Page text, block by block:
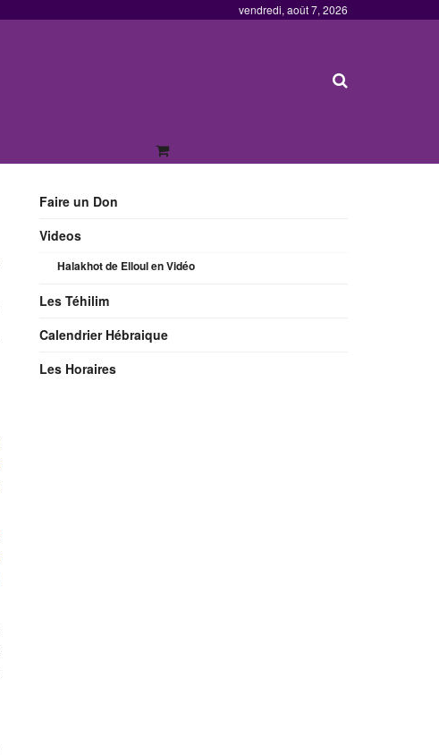
vendredi, août 7, 2026
Faire un Don
Videos
Halakhot de Elloul en Vidéo
Les Téhilim
Calendrier Hébraique
Les Horaires